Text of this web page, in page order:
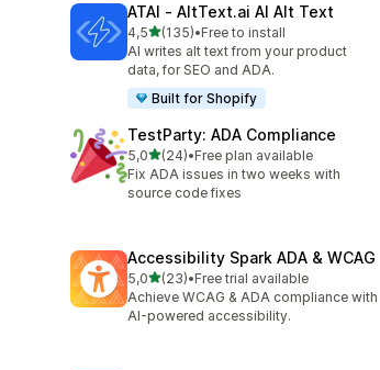
ATAI ‑ AltText.ai AI Alt Text
4,5z 5 hvězd
(135)
Celkový počet recenzí: 135
•Free to install
AI writes alt text from your product
data, for SEO and ADA.
Built for Shopify
TestParty: ADA Compliance
5,0z 5 hvězd
(24)
Celkový počet recenzí: 24
•Free plan available
Fix ADA issues in two weeks with
source code fixes
Accessibility Spark ADA & WCAG
5,0z 5 hvězd
(23)
Celkový počet recenzí: 23
•Free trial available
Achieve WCAG & ADA compliance with
AI-powered accessibility.